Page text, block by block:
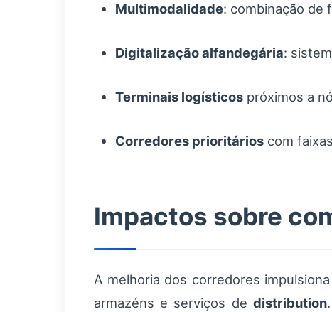
Multimodalidade: combinação de
Digitalização alfandegária:
Terminais logísticos próximos a
Corredores prioritários com
Impactos sobre
A melhoria dos corredores
armazéns e serviços de distribution